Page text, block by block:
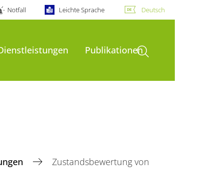
Notfall Leichte Sprache Deutsch
PublikationenSuche öffnen
Zustandsbewertung von